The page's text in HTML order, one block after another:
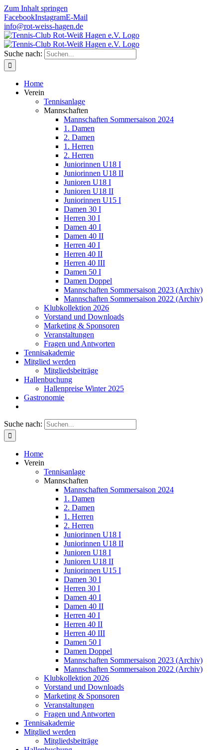
Zum Inhalt springen
FacebookInstagramE-Mail
info@rot-weiss-hagen.de
Suche nach:
Home
Verein
Tennisanlage
Mannschaften
Mannschaften Sommersaison 2024
1. Damen
2. Damen
1. Herren
2. Herren
Juniorinnen U18 I
Juniorinnen U18 II
Junioren U18 I
Junioren U18 II
Juniorinnen U15 I
Damen 30 I
Herren 30 I
Damen 40 I
Damen 40 II
Herren 40 I
Herren 40 II
Herren 40 III
Damen 50 I
Damen Doppel
Mannschaften Sommersaison 2023 (Archiv)
Mannschaften Sommersaison 2022 (Archiv)
Klubkollektion 2026
Vorstand und Downloads
Marketing & Sponsoren
Veranstaltungen
Fragen und Antworten
Tennisakademie
Mitglied werden
Mitgliedsbeiträge
Hallenbuchung
Hallenpreise Winter 2025
Gastronomie
Suche nach:
Home
Verein
Tennisanlage
Mannschaften
Mannschaften Sommersaison 2024
1. Damen
2. Damen
1. Herren
2. Herren
Juniorinnen U18 I
Juniorinnen U18 II
Junioren U18 I
Junioren U18 II
Juniorinnen U15 I
Damen 30 I
Herren 30 I
Damen 40 I
Damen 40 II
Herren 40 I
Herren 40 II
Herren 40 III
Damen 50 I
Damen Doppel
Mannschaften Sommersaison 2023 (Archiv)
Mannschaften Sommersaison 2022 (Archiv)
Klubkollektion 2026
Vorstand und Downloads
Marketing & Sponsoren
Veranstaltungen
Fragen und Antworten
Tennisakademie
Mitglied werden
Mitgliedsbeiträge